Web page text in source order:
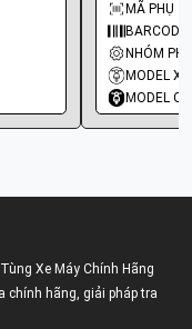
MÃ PHỤ
MODEL
MODEL
Xe Máy Chính Hãng
chính hãng, giải pháp tra